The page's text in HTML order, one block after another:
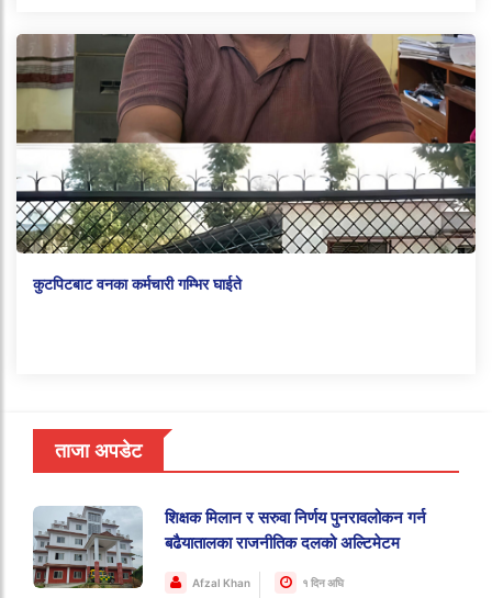
कुटपिटबाट वनका कर्मचारी गम्भिर घाईते
ताजा अपडेट
शिक्षक मिलान र सरुवा निर्णय पुनरावलोकन गर्न
बढैयातालका राजनीतिक दलको अल्टिमेटम
Afzal Khan १ दिन अघि